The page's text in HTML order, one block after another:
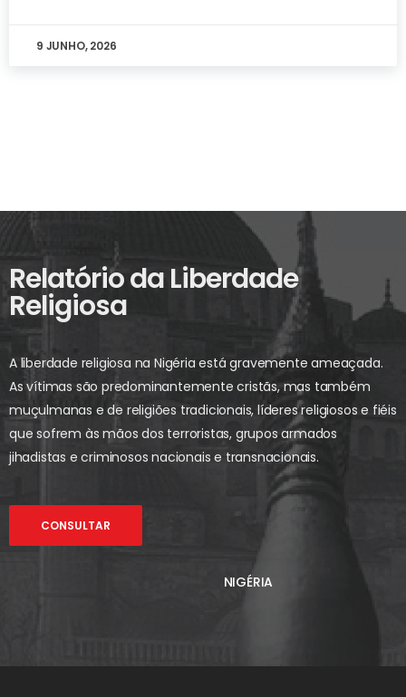
9 JUNHO, 2026
Relatório da Liberdade
Religiosa
A liberdade religiosa na Nigéria está gravemente ameaçada.
As vítimas são predominantemente cristãs, mas também
muçulmanas e de religiões tradicionais, líderes religiosos e fiéis
que sofrem às mãos dos terroristas, grupos armados
jihadistas e criminosos nacionais e transnacionais.
CONSULTAR
NIGÉRIA